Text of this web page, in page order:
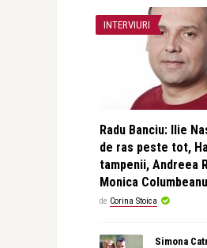
INTERVIURI
Radu Banciu: Ilie
de ras peste tot,
tampenii, Andreea
Monica Columbeanu
de Corina Stoica
Simona